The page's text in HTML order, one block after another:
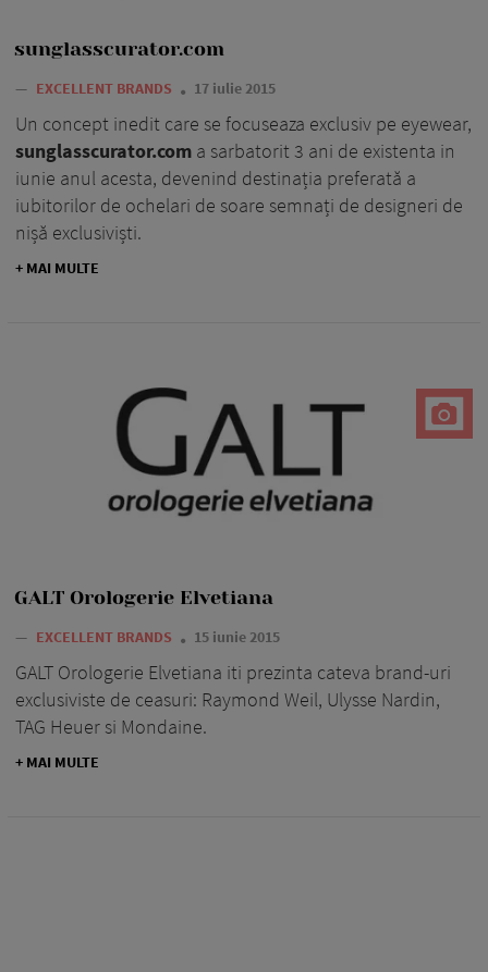
sunglasscurator.com
— EXCELLENT BRANDS 17 iulie 2015
Un concept inedit care se focuseaza exclusiv pe eyewear,
sunglasscurator.com a sarbatorit 3 ani de existenta in
iunie anul acesta, devenind destinația preferată a
iubitorilor de ochelari de soare semnați de designeri de
nișă exclusiviști.
+ MAI MULTE
GALT Orologerie Elvetiana
— EXCELLENT BRANDS 15 iunie 2015
GALT Orologerie Elvetiana iti prezinta cateva brand-uri
exclusiviste de ceasuri: Raymond Weil, Ulysse Nardin,
TAG Heuer si Mondaine.
+ MAI MULTE